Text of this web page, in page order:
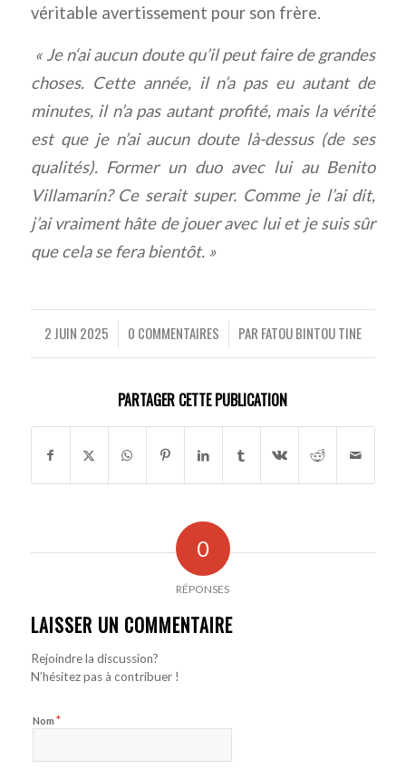
véritable avertissement pour son frère.
« Je n‘ai aucun doute qu’il peut faire de grandes
choses. Cette année, il n’a pas eu autant de
minutes, il n’a pas autant profité, mais la vérité
est que je n’ai aucun doute là-dessus (de ses
qualités). Former un duo avec lui au Benito
Villamarín? Ce serait super. Comme je l’ai dit,
j’ai vraiment hâte de jouer avec lui et je suis sûr
que cela se fera bientôt. »
2 JUIN 2025
/ 0 COMMENTAIRES
/ PAR FATOU BINTOU TINE
PARTAGER CETTE PUBLICATION
0
RÉPONSES
LAISSER UN COMMENTAIRE
Rejoindre la discussion?
N’hésitez pas à contribuer !
Nom *